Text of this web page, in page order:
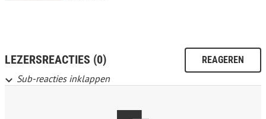
LEZERSREACTIES (0) REAGEREN
Sub-reacties inklappen